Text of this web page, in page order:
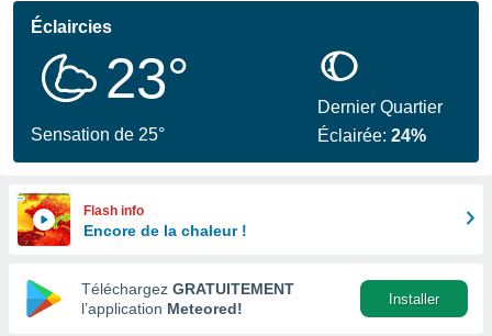
en
Éclaircies
23°
Sensation de 25°
Dernier Quartier
Éclairée:24%
Flash info
Encore de la chaleur !
Téléchargez GRATUITEMENT
l’application Meteored!
Installer